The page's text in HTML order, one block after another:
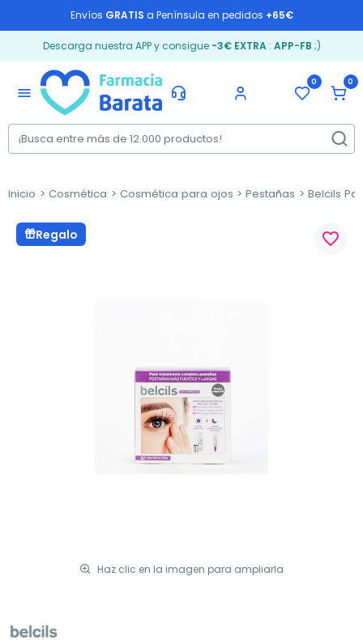
Envíos GRATIS a Península en pedidos +65€
Descarga nuestra APP y consigue -3€ EXTRA: APP-FB ;)
menu
0 0
Inicio Cosmética Cosmética para ojos Pestañas Belcils
Regalo
Haz clic en la imagen para ampliarla
favorite_border